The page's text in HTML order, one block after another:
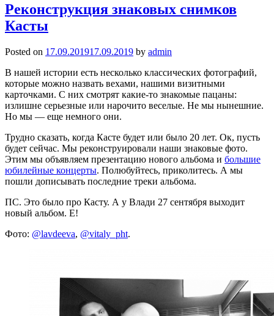
Реконструкция знаковых снимков
Касты
Posted on 17.09.201917.09.2019 by admin
В нашей истории есть несколько классических фотографий,
которые можно назвать вехами, нашими визитными
карточками. С них смотрят какие-то знакомые пацаны:
излишне серьезные или нарочито веселые. Не мы нынешние.
Но мы — еще немного они.
Трудно сказать, когда Касте будет или было 20 лет. Ок, пусть
будет сейчас. Мы реконструировали наши знаковые фото.
Этим мы объявляем презентацию нового альбома и большие
юбилейные концерты. Полюбуйтесь, приколитесь. А мы
пошли дописывать последние треки альбома.
ПС. Это было про Касту. А у Влади 27 сентября выходит
новый альбом. Е!
Фото: @lavdeeva, @vitaly_pht.